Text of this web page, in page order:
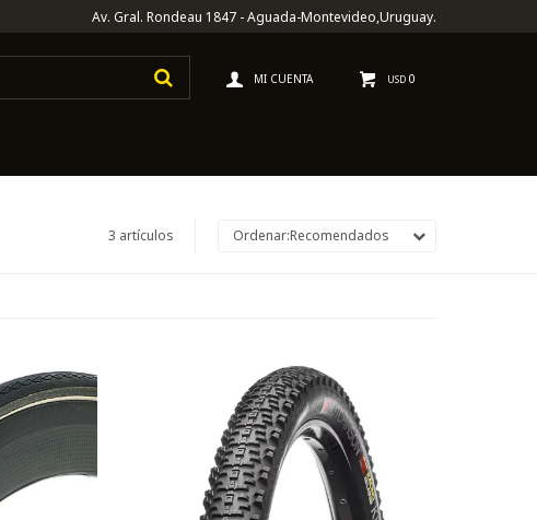
USD 0
Av. Gral. Rondeau 1847 - Aguada-Montevideo,Uruguay.
3 artículos Recomendados